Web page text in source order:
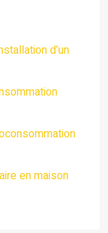
d’un
en maison